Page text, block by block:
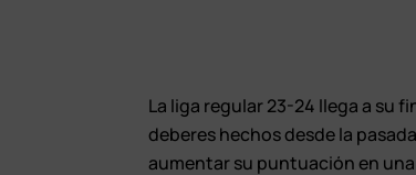
La liga regular 23-24 llega a su
deberes hechos desde la
aumentar su puntuación en